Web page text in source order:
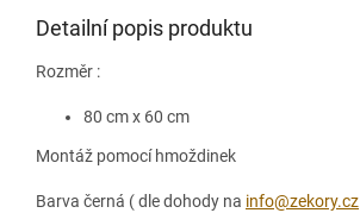
Detailní popis produktu
Rozměr :
80 cm x 60 cm
Montáž pomocí hmoždinek
Barva černá ( dle dohody na info@zekory.cz